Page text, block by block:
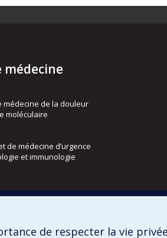
médecine
médecine de la douleur
moléculaire
de médecine d’urgence
et immunologie
de respecter la vie privée